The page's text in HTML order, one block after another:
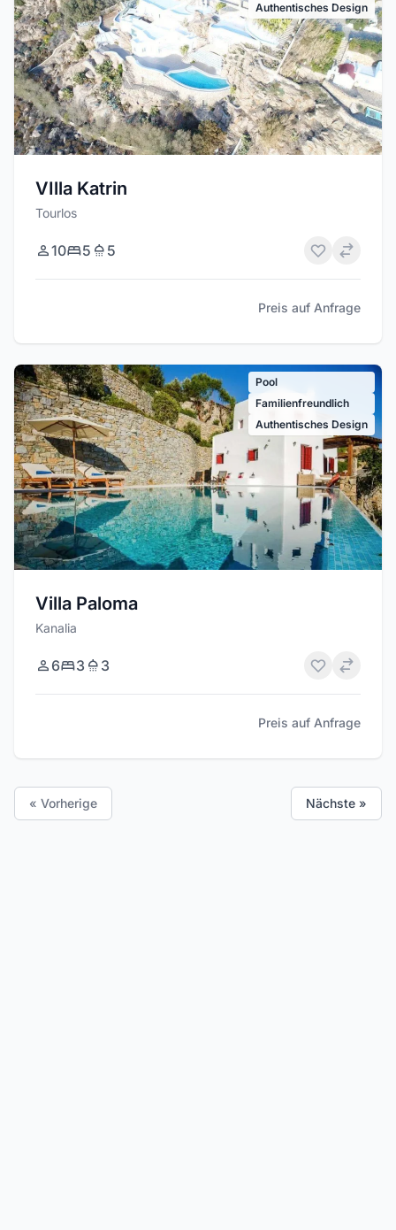
Authentisches Design
VIlla Katrin
Tourlos
10 5 5
Preis auf Anfrage
Pool
Familienfreundlich
Authentisches Design
Villa Paloma
Kanalia
6 3 3
Preis auf Anfrage
« Vorherige Nächste »